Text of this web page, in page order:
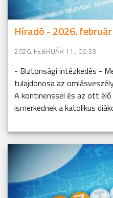
Híradó - 2026.
2026. FEBRUÁR 11., 09:33
- Biztonsági intézkedés -
tulajdonosa az
A kontinenssel és az ott élő
ismerkednek a katolikus